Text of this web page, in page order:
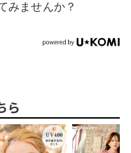
みませんか？
ら